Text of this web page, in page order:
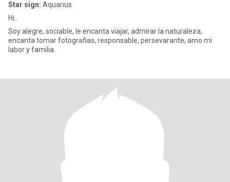
Star sign: Aquarius
Hi..
Soy alegre, sociable, le encanta viajar, admirar la naturaleza,
encanta tomar fotografias, responsable, persevarante, amo mi
labor y familia.